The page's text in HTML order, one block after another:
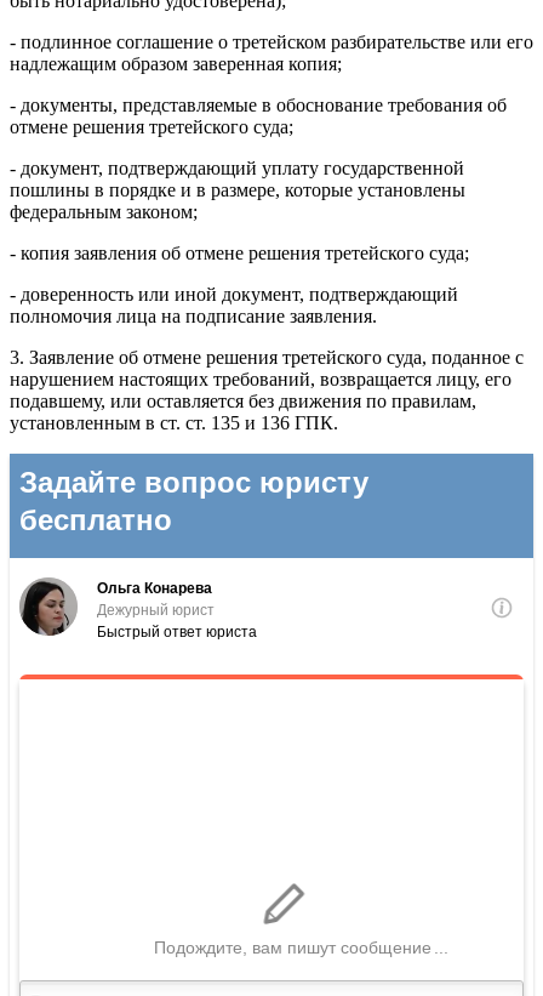
- подлинное соглашение о третейском разбирательстве или его
надлежащим образом заверенная копия;
- документы, представляемые в обоснование требования об
отмене решения третейского суда;
- документ, подтверждающий уплату государственной
пошлины в порядке и в размере, которые установлены
федеральным законом;
- копия заявления об отмене решения третейского суда;
- доверенность или иной документ, подтверждающий
полномочия лица на подписание заявления.
3. Заявление об отмене решения третейского суда, поданное с
нарушением настоящих требований, возвращается лицу, его
подавшему, или оставляется без движения по правилам,
установленным в ст. ст. 135 и 136 ГПК.